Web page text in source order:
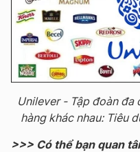
Unilever - Tập đoàn đa
hàng khác nhau: Tiêu
>>> Có thể bạn quan